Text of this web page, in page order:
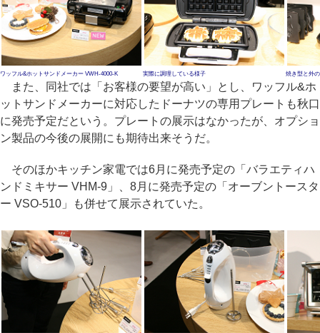
ワッフル&ホットサンドメーカー VWH-4000-K 実際に調理している様子 焼き型と外
また、同社では「お客様の要望が高い」とし、ワッフル&ホ
ットサンドメーカーに対応したドーナツの専用プレートも秋口
に発売予定だという。プレートの展示はなかったが、オプショ
ン製品の今後の展開にも期待出来そうだ。
そのほかキッチン家電では6月に発売予定の「バラエティハ
ンドミキサー VHM-9」、8月に発売予定の「オーブントースタ
ー VSO-510」も併せて展示されていた。